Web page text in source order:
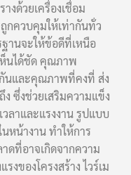
งด้วยเครื่องเชื่อม
กควบคุมให้เท่ากันทั่ว
านจะให้ข้อดีที่เหนือ
ห็นได้ชัด คุณภาพ
นและคุณภาพที่คงที่ ส่ง
ง ซึ่งช่วยเสริมความแข็ง
วลาและแรงงาน รูปแบบ
หน้างาน ทำให้การ
ดที่อาจเกิดจากความ
งของโครงสร้าง ไวร์เม